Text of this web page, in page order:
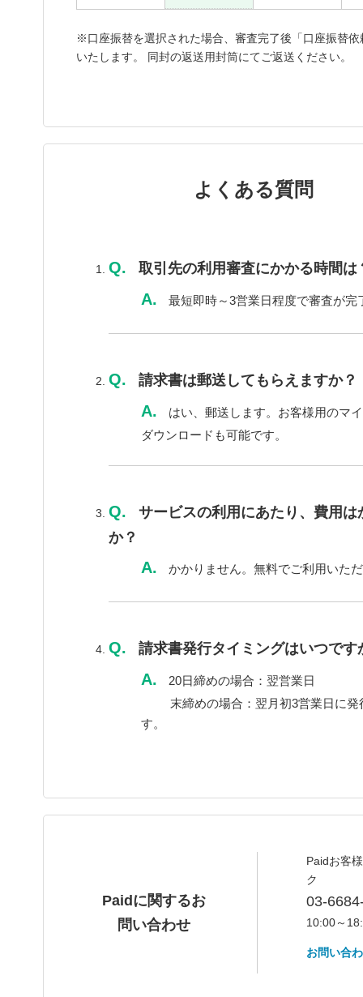
※口座振替を選択された場合、審査完了後「口座振替依
いたします。 同封の返送用封筒にてご返送ください。
よくある質問
Q. 取引先の利用審査にかかる時間は
A. 最短即時～3営業日程度で審査が完
Q. 請求書は郵送してもらえますか？
A.
はい、郵送します。お客様用のマ
ダウンロードも可能です。
Q.
サービスの利用にあたり、費用は
か？
A. かかりません。無料でご利用いた
Q. 請求書発行タイミングはいつです
A.
20日締めの場合：翌営業日
末締めの場合：翌月初3営業日に発
す。
Paidに関するお
問い合わせ
Paidお客
ク
03-
10:00～
お問い合